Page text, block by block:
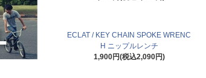
ECLAT / KEY CHAIN SPOKE WRENC
H ニップルレンチ
1,900円(税込2,090円)